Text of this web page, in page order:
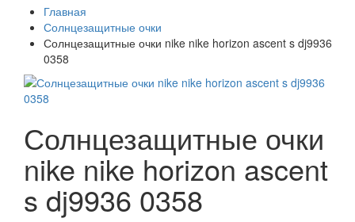
Главная
Солнцезащитные очки
Солнцезащитные очки nike nike horizon ascent s dj9936
0358
Солнцезащитные очки
nike nike horizon ascent
s dj9936 0358